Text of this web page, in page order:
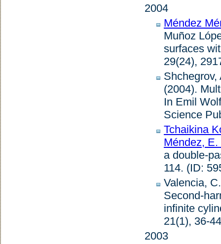
2004
Méndez
Muñoz
surfaces
29(24),
(2004).
In Emil
Science
Tchaikina
Méndez, E.
a double-
114. (ID:
Valencia,
Second-
infinite
21(1), 36-
2003